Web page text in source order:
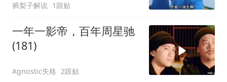
裤梨子解说 1跟贴
一年一影帝，百年周星驰
(181)
Agnostic失格 2跟贴